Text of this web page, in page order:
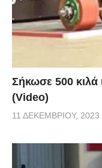
Σήκωσε 500 κιλά
(Video)
11 ΔΕΚΕΜΒΡΊΟΥ, 2023